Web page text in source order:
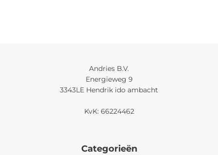
Andries B.V.
Energieweg 9
3343LE Hendrik ido ambacht
KvK: 66224462
Categorieën